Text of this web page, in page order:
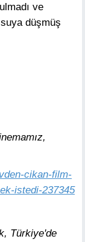
ve
düşmüş
cikan-film-
istedi-237345
Türkiye'de